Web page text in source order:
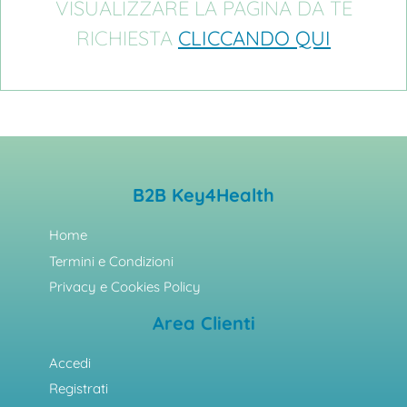
VISUALIZZARE LA PAGINA DA TE
RICHIESTA CLICCANDO QUI
B2B Key4Health
Home
Termini e Condizioni
Privacy e Cookies Policy
Area Clienti
Accedi
Registrati